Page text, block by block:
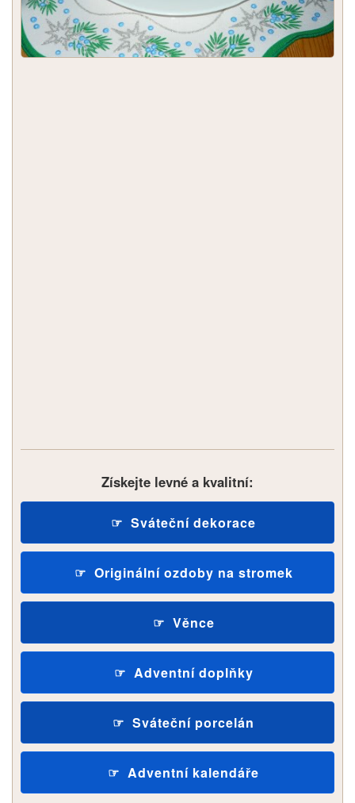
Získejte levné a kvalitní:
Sváteční dekorace
Originální ozdoby na stromek
Věnce
Adventní doplňky
Sváteční porcelán
Adventní kalendáře